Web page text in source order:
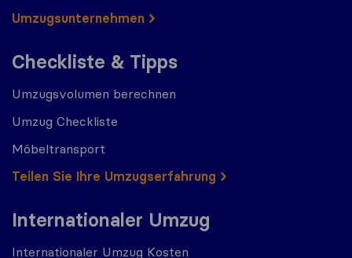
Umzugs​​unternehmen
Checkliste & Tipps
Umzugsvolumen berechnen
Umzug Checkliste
Möbeltransport
Teilen Sie Ihre Umzugserfahrung
Internationaler Umzug
Internationaler Umzug Kosten